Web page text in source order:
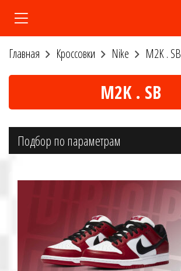
Главная Кроссовки Nike M2K . SB
M2K . SB
Подбор по параметрам
40